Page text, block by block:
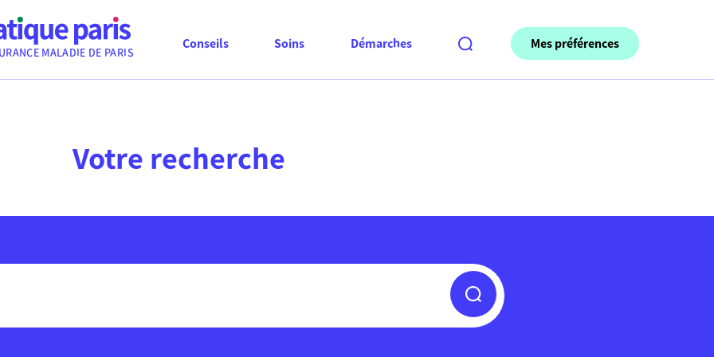
MALADIE DE PARIS
Conseils Soins Démarches Mes préférences
Votre recherche